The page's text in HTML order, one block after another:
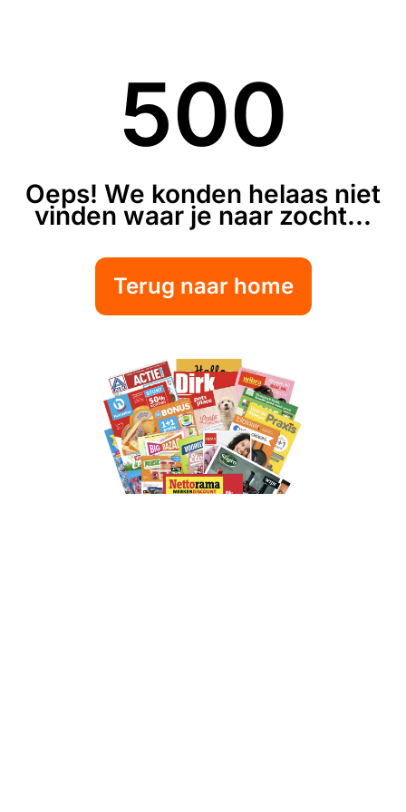
500
Oeps! We konden helaas niet
vinden waar je naar zocht...
Terug naar home